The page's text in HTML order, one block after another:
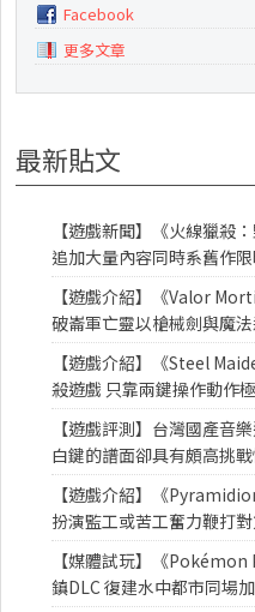
Facebook
更多文章
最新貼文
【遊戲新聞】《火線獵殺
追加大量內容同時系舊作
【遊戲介紹】《Valor
破崙軍亡靈以槍械劍與魔
【遊戲介紹】《Steel
殺遊戲 只靠兩鍵操作動作
【遊戲評測】台灣國產音
白鍵的譜面卻具有頗高挑
【遊戲介紹】《
扮演監工或苦工奮力鞭打
【媒體試玩】《
鎮DLC 復建水中都市同場